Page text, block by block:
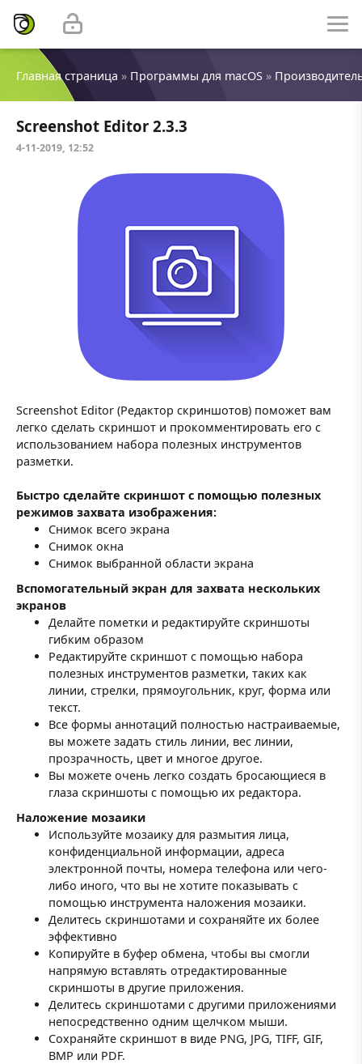
Главная страница » Программы для macOS »
Screenshot Editor 2.3.3
4-11-2019, 12:52
Screenshot Editor (Редактор скриншотов) поможет вам
легко сделать скриншот и прокомментировать его с
использованием набора полезных инструментов
разметки.
Быстро сделайте скриншот с помощью полезных
режимов захвата изображения:
Снимок всего экрана
Снимок окна
Снимок выбранной области экрана
Вспомогательный экран для захвата нескольких
экранов
Делайте пометки и редактируйте скриншоты
гибким образом
Редактируйте скриншот с помощью набора
полезных инструментов разметки, таких как
линии, стрелки, прямоугольник, круг, форма или
текст.
Все формы аннотаций полностью настраиваемые,
вы можете задать стиль линии, вес линии,
прозрачность, цвет и многое другое.
Вы можете очень легко создать бросающиеся в
глаза скриншоты с помощью их редактора.
Наложение мозаики
Используйте мозаику для размытия лица,
конфиденциальной информации, адреса
электронной почты, номера телефона или чего-
либо иного, что вы не хотите показывать с
помощью инструмента наложения мозаики.
Делитесь скриншотами и сохраняйте их более
эффективно
Копируйте в буфер обмена, чтобы вы смогли
напрямую вставлять отредактированные
скриншоты в другие приложения.
Делитесь скриншотами с другими приложениями
непосредственно одним щелчком мыши.
Сохраняйте скриншот в виде PNG, JPG, TIFF, GIF,
BMP или PDF.